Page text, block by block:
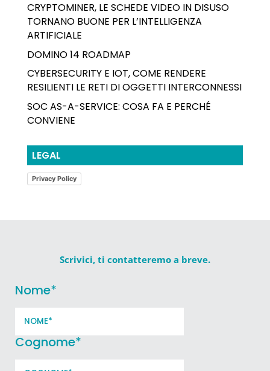
CRYPTOMINER, LE SCHEDE VIDEO IN DISUSO
TORNANO BUONE PER L’INTELLIGENZA
ARTIFICIALE
DOMINO 14 ROADMAP
CYBERSECURITY E IOT, COME RENDERE
RESILIENTI LE RETI DI OGGETTI INTERCONNESSI
SOC AS-A-SERVICE: COSA FA E PERCHÉ
CONVIENE
LEGAL
Privacy Policy
Scrivici, ti contatteremo a breve.
Nome*
Cognome*